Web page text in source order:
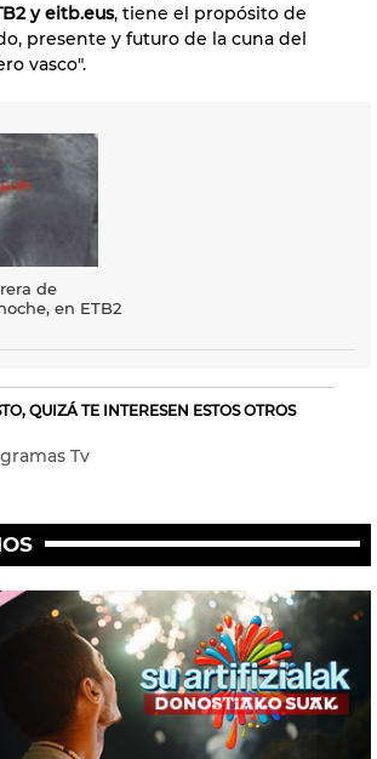
y eitb.eus, tiene el propósito de
presente y futuro de la cuna del
vasco".
de
en ETB2
QUIZÁ TE INTERESEN ESTOS OTROS
Tv